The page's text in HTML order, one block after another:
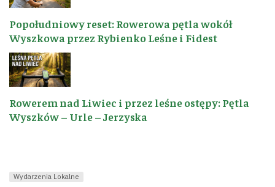
Popołudniowy reset: Rowerowa pętla wokół
Wyszkowa przez Rybienko Leśne i Fidest
Rowerem nad Liwiec i przez leśne ostępy: Pętla
Wyszków – Urle – Jerzyska
Wydarzenia Lokalne